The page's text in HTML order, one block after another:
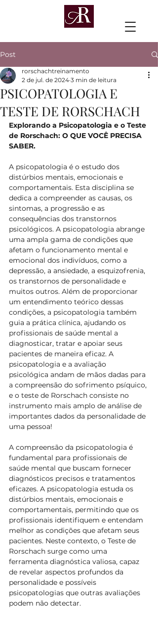
Post
PSICOPATOLOGIA E
TESTE DE RORSCHACH
rorschachtreinamento
2 de jul. de 2024 3 min de leitura
Explorando a Psicopatologia e o Teste
de Rorschach: O QUE VOCÊ PRECISA
SABER.
A psicopatologia é o estudo dos
distúrbios mentais, emocionais e
comportamentais. Esta disciplina se
dedica a compreender as causas, os
sintomas, a progressão e as
consequências dos transtornos
psicológicos. A psicopatologia abrange
uma ampla gama de condições que
afetam o funcionamento mental e
emocional dos indivíduos, como a
depressão, a ansiedade, a esquizofrenia,
os transtornos de personalidade e
muitos outros. Além de proporcionar
um entendimento teórico dessas
condições, a psicopatologia também
guia a prática clínica, ajudando os
profissionais de saúde mental a
diagnosticar, tratar e apoiar seus
pacientes de maneira eficaz. A
psicopatologia e a avaliação
psicológica andam de mãos dadas para
a compreensão do sofrimento psíquico,
e o teste de Rorschach consiste no
instrumento mais amplo de análise de
importantes dados da personalidade de
uma pessoa!
A compreensão da psicopatologia é
fundamental para profissionais de
saúde mental que buscam fornecer
diagnósticos precisos e tratamentos
eficazes. A psicopatologia estuda os
distúrbios mentais, emocionais e
comportamentais, permitindo que os
profissionais identifiquem e entendam
melhor as condições que afetam seus
pacientes. Neste contexto, o Teste de
Rorschach surge como uma
ferramenta diagnóstica valiosa, capaz
de revelar aspectos profundos da
personalidade e possíveis
psicopatologias que outras avaliações
podem não detectar.